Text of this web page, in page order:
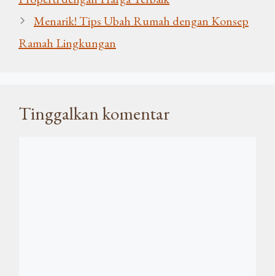
Menarik! Tips Ubah Rumah dengan Konsep
Ramah Lingkungan
Tinggalkan komentar